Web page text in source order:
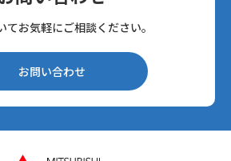
てお気軽にご相談ください。
お問い合わせ